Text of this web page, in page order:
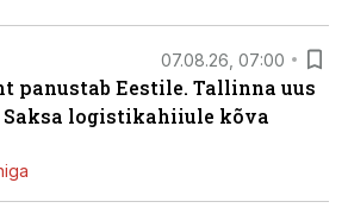
07.08.26, 07:00
panustab Eestile. Tallinna uus
logistikahiiule kõva